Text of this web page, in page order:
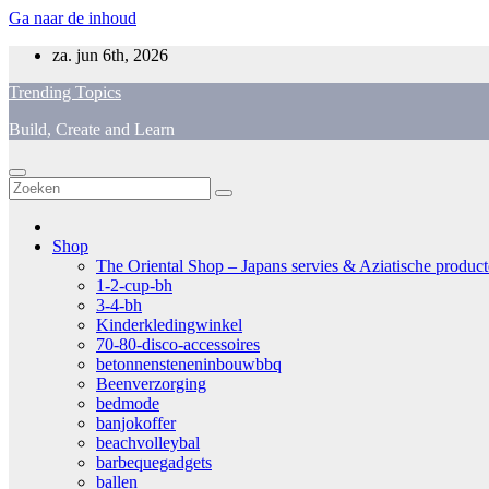
Ga naar de inhoud
za. jun 6th, 2026
Trending Topics
Build, Create and Learn
Shop
The Oriental Shop – Japans servies & Aziatische
1-2-cup-bh
3-4-bh
Kinderkledingwinkel
70-80-disco-accessoires
betonnensteneninbouwbbq
Beenverzorging
bedmode
banjokoffer
beachvolleybal
barbequegadgets
ballen